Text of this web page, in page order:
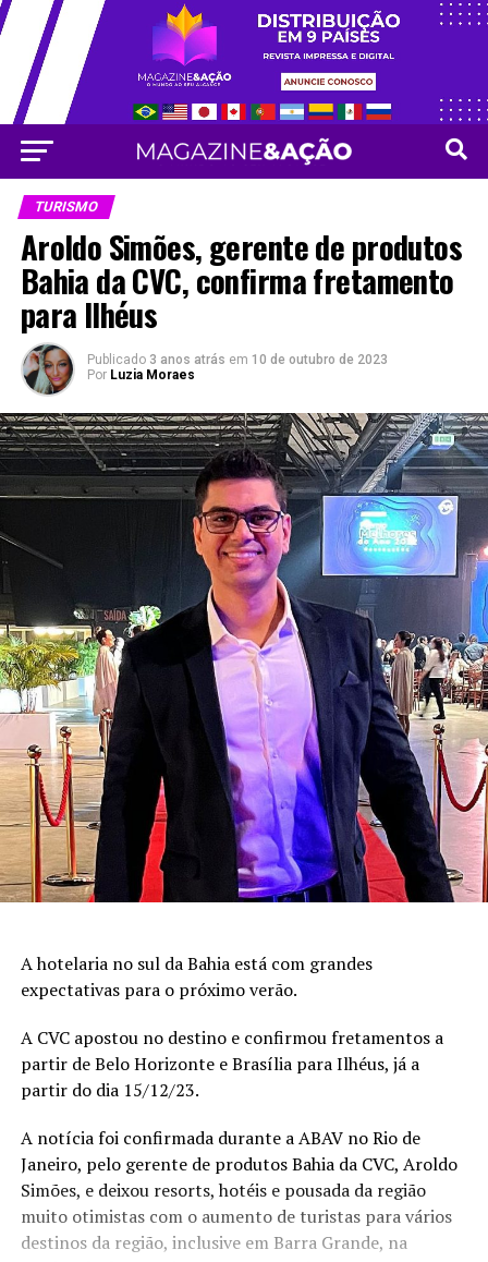
TURISMO
Aroldo Simões, gerente de produtos
Bahia da CVC, confirma fretamento
para Ilhéus
Publicado 3 anos atrás em 10 de outubro de 2023
Por Luzia Moraes
A hotelaria no sul da Bahia está com grandes
expectativas para o próximo verão.
A CVC apostou no destino e confirmou fretamentos a
partir de Belo Horizonte e Brasília para Ilhéus, já a
partir do dia 15/12/23.
A notícia foi confirmada durante a ABAV no Rio de
Janeiro, pelo gerente de produtos Bahia da CVC, Aroldo
Simões, e deixou resorts, hotéis e pousada da região
muito otimistas com o aumento de turistas para vários
destinos da região, inclusive em Barra Grande, na
Vá para versão mobile